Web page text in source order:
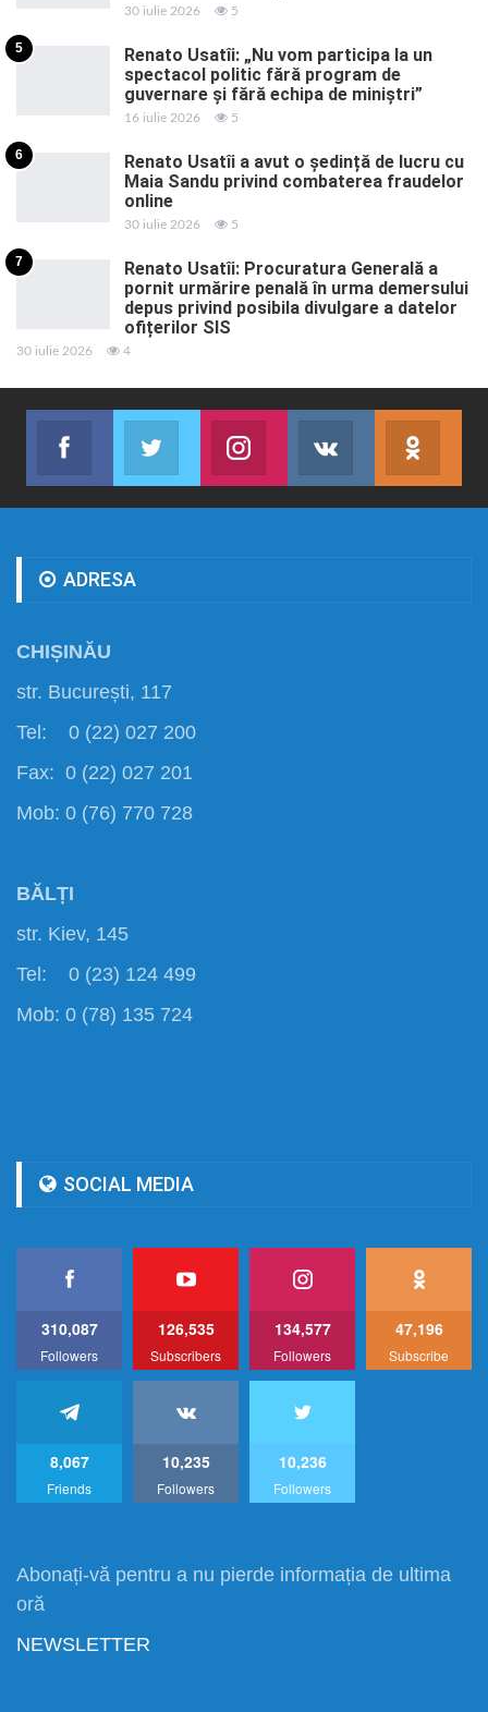
30 iulie 2026 5
5
Renato Usatîi: „Nu vom participa la un
spectacol politic fără program de
guvernare și fără echipa de miniștri”
16 iulie 2026 5
6
Renato Usatîi a avut o ședință de lucru cu
Maia Sandu privind combaterea fraudelor
online
30 iulie 2026 5
7
Renato Usatîi: Procuratura Generală a
pornit urmărire penală în urma demersului
depus privind posibila divulgare a datelor
ofițerilor SIS
30 iulie 2026 4
Facebook
Abonează-te
Twitter
Join us on TwitterJoin us on Instagram
Abonează-te
ADRESA
CHIȘINĂU
str. București, 117
Tel: 0 (22) 027 200
Fax: 0 (22) 027 201
Mob: 0 (76) 770 728
BĂLȚI
str. Kiev, 145
Tel: 0 (23) 124 499
Mob: 0 (78) 135 724
SOCIAL MEDIA
310,087
Followers
126,535
Subscribers
134,577
Followers
47,196
Subscribe
8,067
Friends
10,235
Followers
10,236
Followers
Abonați-vă pentru a nu pierde informația de ultima
oră
NEWSLETTER